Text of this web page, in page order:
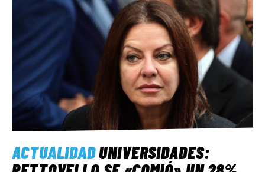
ACTUALIDADUNIVERSIDADES: